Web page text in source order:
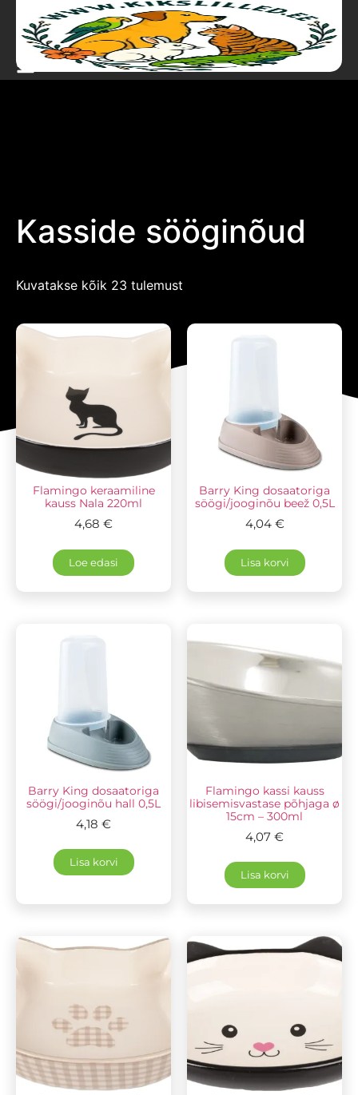
Kasside sööginõud
Kuvatakse kõik 23 tulemust
Flamingo keraamiline
kauss Nala 220ml
4,68 €
Loe edasi
Barry King dosaatoriga
söögi/jooginõu beež 0,5L
4,04 €
Lisa korvi
Barry King dosaatoriga
söögi/jooginõu hall 0,5L
4,18 €
Lisa korvi
Flamingo kassi kauss
libisemisvastase põhjaga ø
15cm – 300ml
4,07 €
Lisa korvi